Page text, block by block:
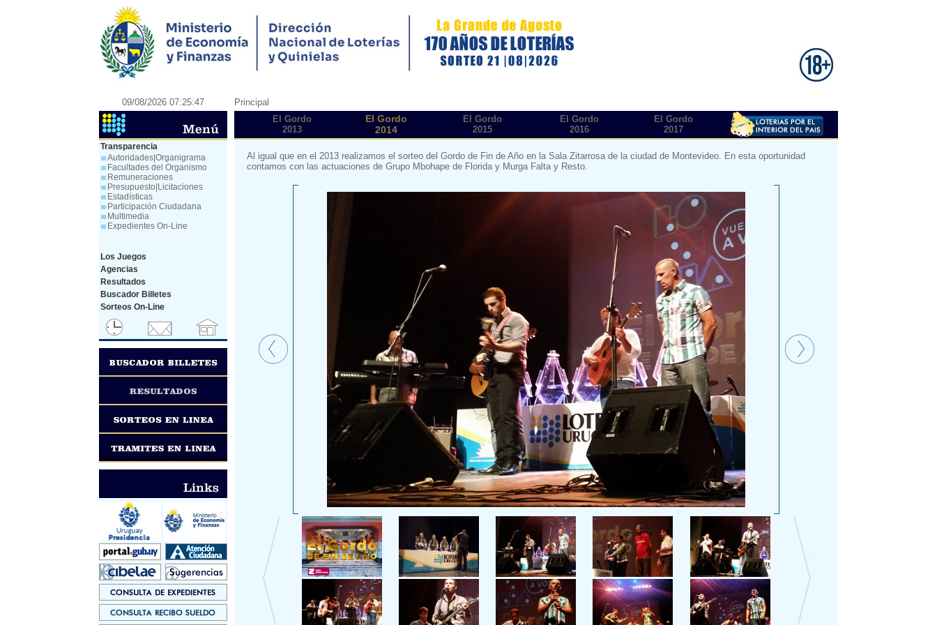
09/08/2026 07:25:47 Principal
Transparencia
Autoridades|Organigrama
Facultades del Organismo
Remuneraciones
Presupuesto|Licitaciones
Estadísticas
Participación Ciudadana
Multimedia
Expedientes On-Line
Los Juegos
Agencias
Resultados
Buscador Billetes
Sorteos On-Line
El Gordo
2013
El Gordo
2014
El Gordo
2015
El Gordo
2016
El Gordo
2017
Al igual que en el 2013 realizamos el sorteo del Gordo de Fin de Año en la Sala Zitarrosa de la ciudad de Montevideo. En esta oportunidad
contamos con las actuaciones de Grupo Mbohape de Florida y Murga Falta y Resto.